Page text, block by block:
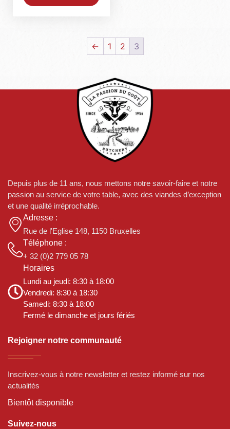
← 1 2 3
Depuis plus de 11 ans, nous mettons notre savoir-faire et notre
passion au service de votre table, avec des viandes d’exception
et une qualité irréprochable.
Adresse :
Rue de l'Eglise 148, 1150 Bruxelles
Téléphone :
+ 32 (0)2 779 05 78
Horaires
Lundi au jeudi: 8:30 à 18:00
Vendredi: 8:30 à 18:30
Samedi: 8:30 à 18:00
Fermé le dimanche et jours fériés
Rejoigner notre communauté
Inscrivez-vous à notre newsletter et restez informé sur nos
actualités
Bientôt disponible
Suivez-nous